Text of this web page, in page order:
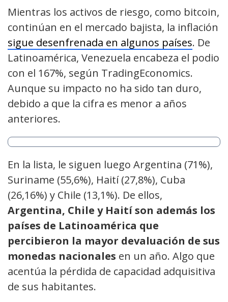
Mientras los activos de riesgo, como bitcoin,
continúan en el mercado bajista, la inflación
sigue desenfrenada en algunos países. De
Latinoamérica, Venezuela encabeza el podio
con el 167%, según TradingEconomics.
Aunque su impacto no ha sido tan duro,
debido a que la cifra es menor a años
anteriores.
En la lista, le siguen luego Argentina (71%),
Suriname (55,6%), Haití (27,8%), Cuba
(26,16%) y Chile (13,1%). De ellos,
Argentina, Chile y Haití son además los
países de Latinoamérica que
percibieron la mayor devaluación de sus
monedas nacionales en un año. Algo que
acentúa la pérdida de capacidad adquisitiva
de sus habitantes.